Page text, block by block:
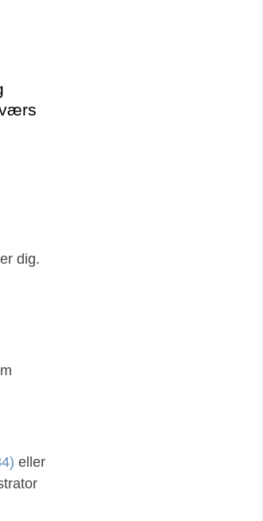
dig.
eller